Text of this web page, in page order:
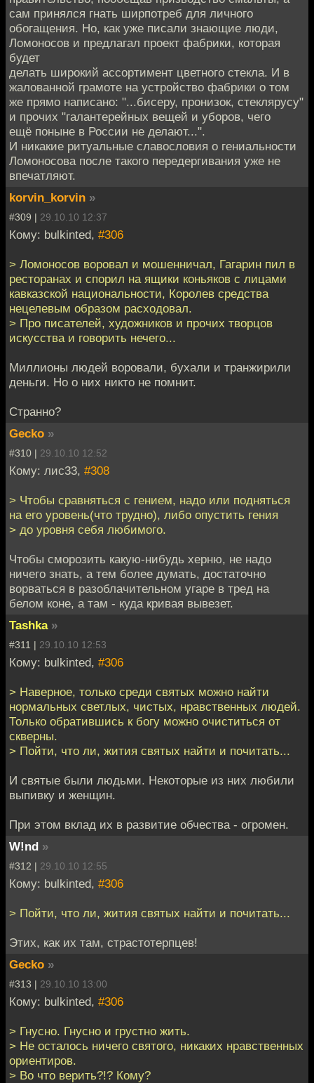
сам принялся гнать ширпотреб для личного
обогащения. Но, как уже писали знающие люди,
Ломоносов и предлагал проект фабрики, которая
будет
делать широкий ассортимент цветного стекла. И в
жалованной грамоте на устройство фабрики о том
же прямо написано: "...бисеру, пронизок, стеклярусу"
и прочих "галантерейных вещей и уборов, чего
ещё поныне в России не делают...".
И никакие ритуальные славословия о гениальности
Ломоносова после такого передергивания уже не
впечатляют.
korvin_korvin »
#309 | 29.10.10 12:37
Кому: bulkinted, #306
> Ломоносов воровал и мошенничал, Гагарин пил в
ресторанах и спорил на ящики коньяков с лицами
кавказской национальности, Королев средства
нецелевым образом расходовал.
> Про писателей, художников и прочих творцов
искусства и говорить нечего...
Миллионы людей воровали, бухали и транжирили
деньги. Но о них никто не помнит.
Странно?
Gecko »
#310 | 29.10.10 12:52
Кому: лис33, #308
> Чтобы сравняться с гением, надо или подняться
на его уровень(что трудно), либо опустить гения
> до уровня себя любимого.
Чтобы сморозить какую-нибудь херню, не надо
ничего знать, а тем более думать, достаточно
ворваться в разоблачительном угаре в тред на
белом коне, а там - куда кривая вывезет.
Tashka »
#311 | 29.10.10 12:53
Кому: bulkinted, #306
> Наверное, только среди святых можно найти
нормальных светлых, чистых, нравственных людей.
Только обратившись к богу можно очиститься от
скверны.
> Пойти, что ли, жития святых найти и почитать...
И святые были людьми. Некоторые из них любили
выпивку и женщин.
При этом вклад их в развитие обчества - огромен.
W!nd »
#312 | 29.10.10 12:55
Кому: bulkinted, #306
> Пойти, что ли, жития святых найти и почитать...
Этих, как их там, страстотерпцев!
Gecko »
#313 | 29.10.10 13:00
Кому: bulkinted, #306
> Гнусно. Гнусно и грустно жить.
> Не осталось ничего святого, никаких нравственных
ориентиров.
> Во что верить?!? Кому?